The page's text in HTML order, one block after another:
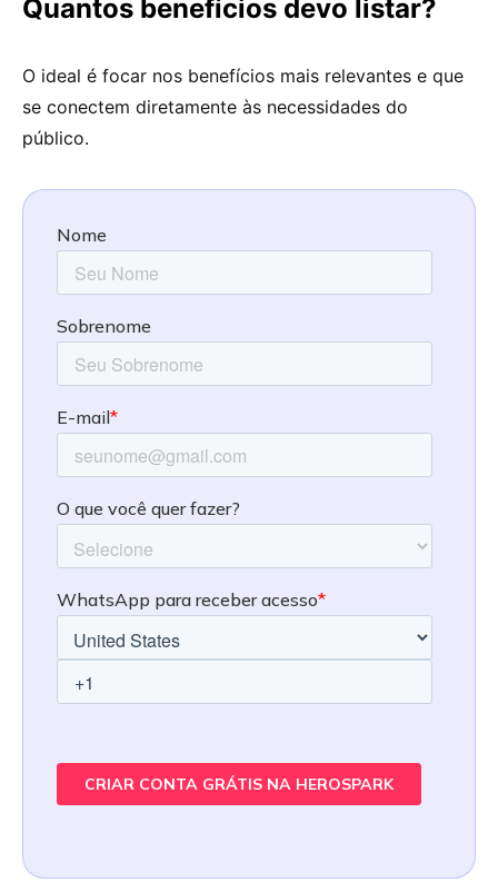
Quantos benefícios devo listar?
O ideal é focar nos benefícios mais relevantes e que
se conectem diretamente às necessidades do
público.